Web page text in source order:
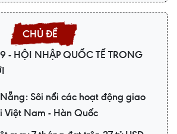
- HỘI NHẬP QUỐC TẾ TRONG
Sôi nổi các hoạt động giao
Việt Nam - Hàn Quốc